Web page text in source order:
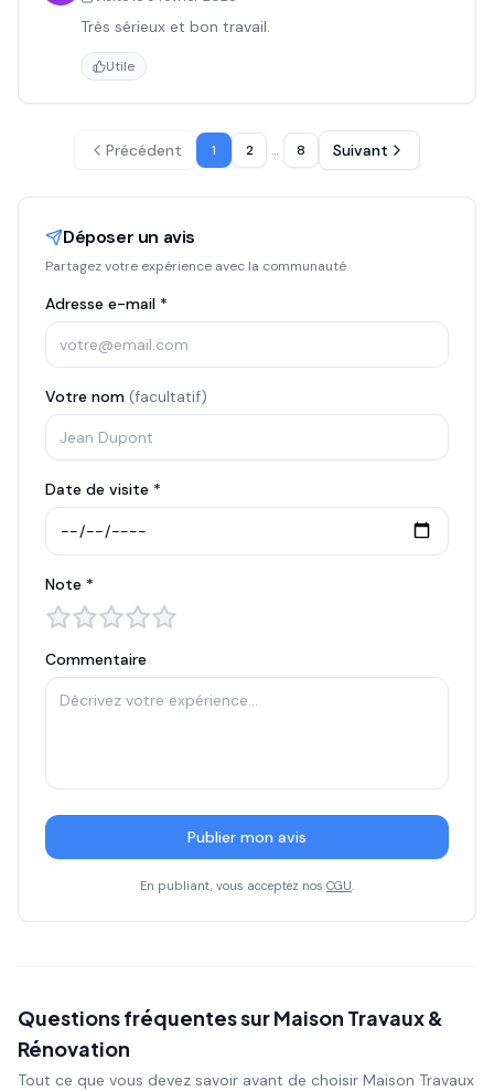
Très sérieux et bon travail.
Utile
Précédent 1 2 … 8 Suivant
Déposer un avis
Partagez votre expérience avec la communauté
Adresse e-mail *
Votre nom (facultatif)
Date de visite *
Note *
Commentaire
Publier mon avis
En publiant, vous acceptez nos CGU.
Questions fréquentes surMaison Travaux &
Rénovation
Tout ce que vous devez savoir avant de choisir Maison Travaux